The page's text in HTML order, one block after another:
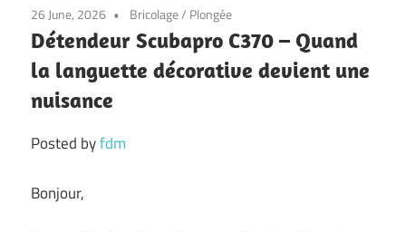
26 June, 2026 Bricolage/ Plongée
Détendeur Scubapro C370 – Quand
la languette décorative devient une
nuisance
Posted byfdm
Bonjour,